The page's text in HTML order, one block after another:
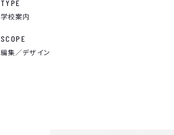
TYPE
学校案内
SCOPE
編集／デザイン